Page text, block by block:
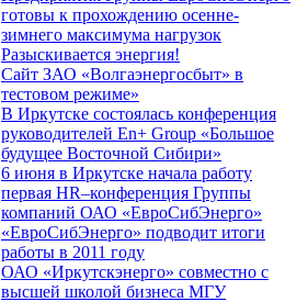
готовы к прохождению осенне-
зимнего максимума нагрузок
Разыскивается энергия!
Сайт ЗАО «Волгаэнергосбыт» в
тестовом режиме»
В Иркутске состоялась конференция
руководителей En+ Group «Большое
будущее Восточной Сибири»
6 июня в Иркутске начала работу
первая HR–конференция Группы
компаний ОАО «ЕвроСибЭнерго»
«ЕвроСибЭнерго» подводит итоги
работы в 2011 году
ОАО «Иркутскэнерго» совместно с
высшей школой бизнеса МГУ